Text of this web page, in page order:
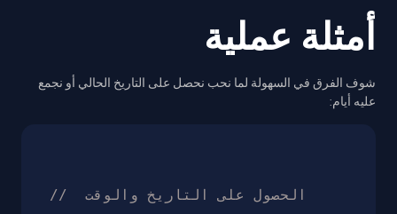
أمثلة عملية
شوف الفرق في السهولة لما نحب نحصل على التاريخ الحالي أو نجمع
عليه أيام:
// الحصول على التاريخ والوقت